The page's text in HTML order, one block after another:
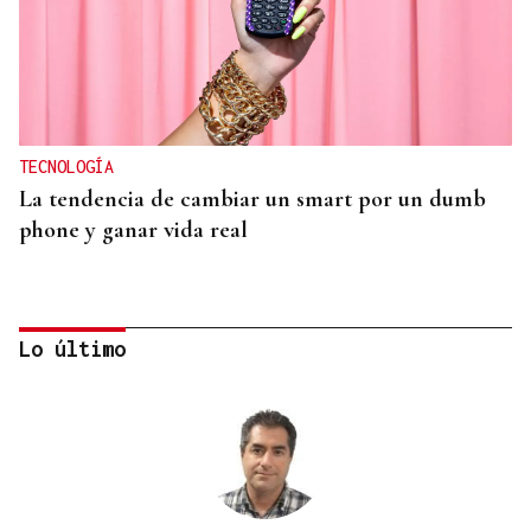
TECNOLOGÍA
La tendencia de cambiar un smart por un dumb
phone y ganar vida real
Lo último